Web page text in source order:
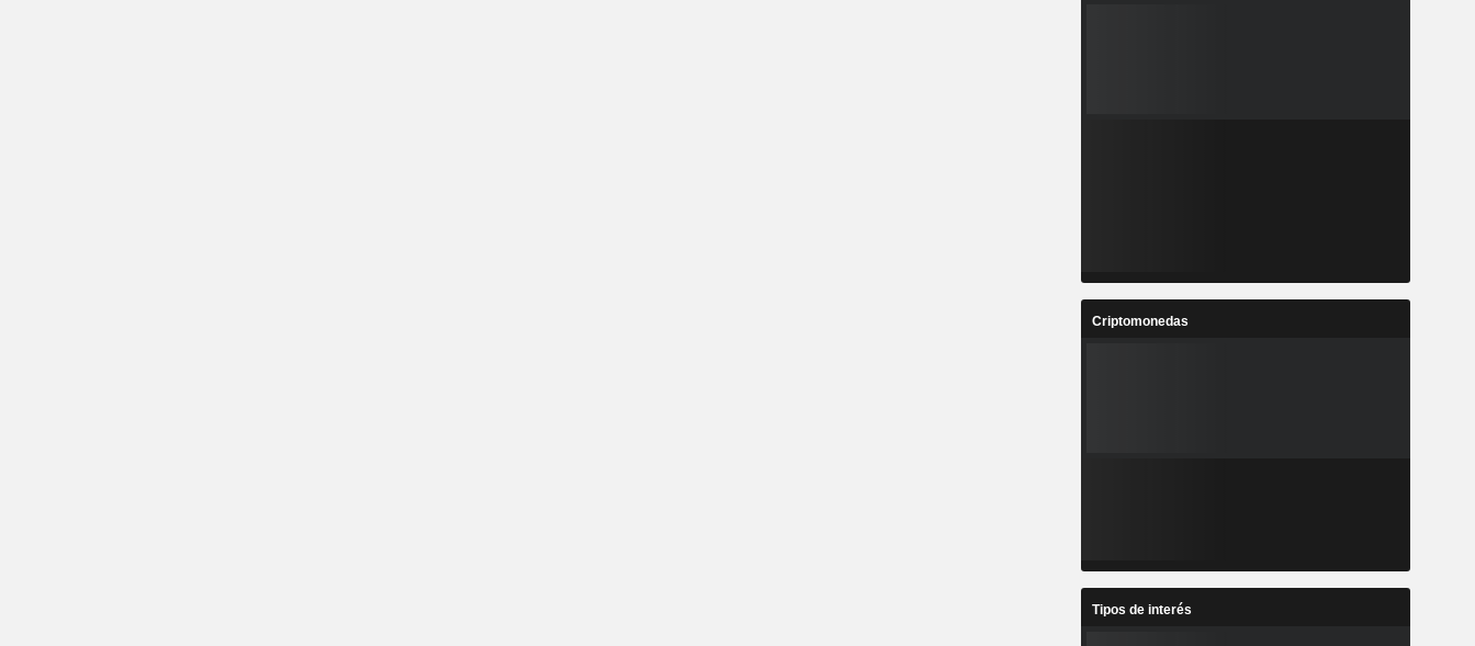
Criptomonedas
Tipos de interés